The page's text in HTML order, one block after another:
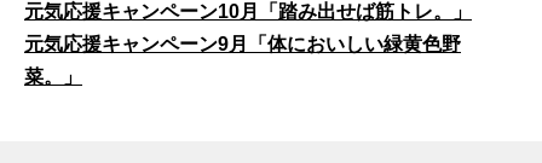
元気応援キャンペーン10月「踏み出せば筋トレ。」
元気応援キャンペーン9月「体においしい緑黄色野
菜。」